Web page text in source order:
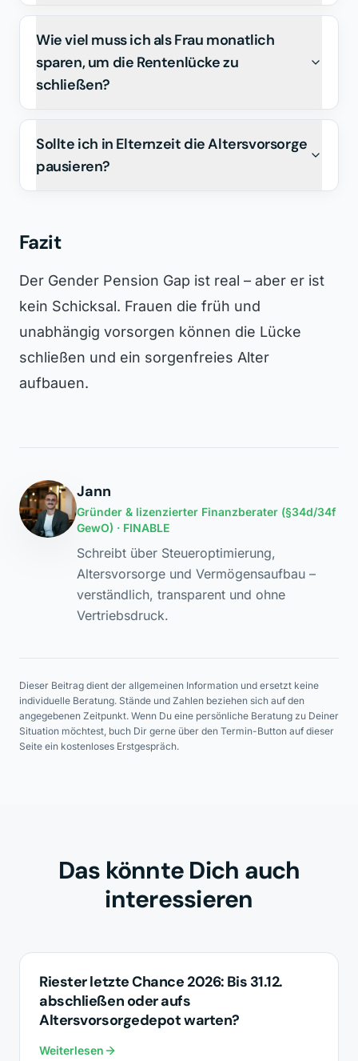
Wie viel muss ich als Frau monatlich
sparen, um die Rentenlücke zu
schließen?
Sollte ich in Elternzeit die Altersvorsorge
pausieren?
Fazit
Der Gender Pension Gap ist real – aber er ist
kein Schicksal. Frauen die früh und
unabhängig vorsorgen können die Lücke
schließen und ein sorgenfreies Alter
aufbauen.
Jann
Gründer & lizenzierter Finanzberater (§34d/34f
GewO) · FINABLE
Schreibt über Steueroptimierung,
Altersvorsorge und Vermögensaufbau –
verständlich, transparent und ohne
Vertriebsdruck.
Dieser Beitrag dient der allgemeinen Information und ersetzt keine
individuelle Beratung. Stände und Zahlen beziehen sich auf den
angegebenen Zeitpunkt. Wenn Du eine persönliche Beratung zu Deiner
Situation möchtest, buch Dir gerne über den Termin-Button auf dieser
Seite ein kostenloses Erstgespräch.
Das könnte Dich auch
interessieren
ALTERSVORSORGE
Riester letzte Chance 2026: Bis 31.12.
abschließen oder aufs
Altersvorsorgedepot warten?
Weiterlesen